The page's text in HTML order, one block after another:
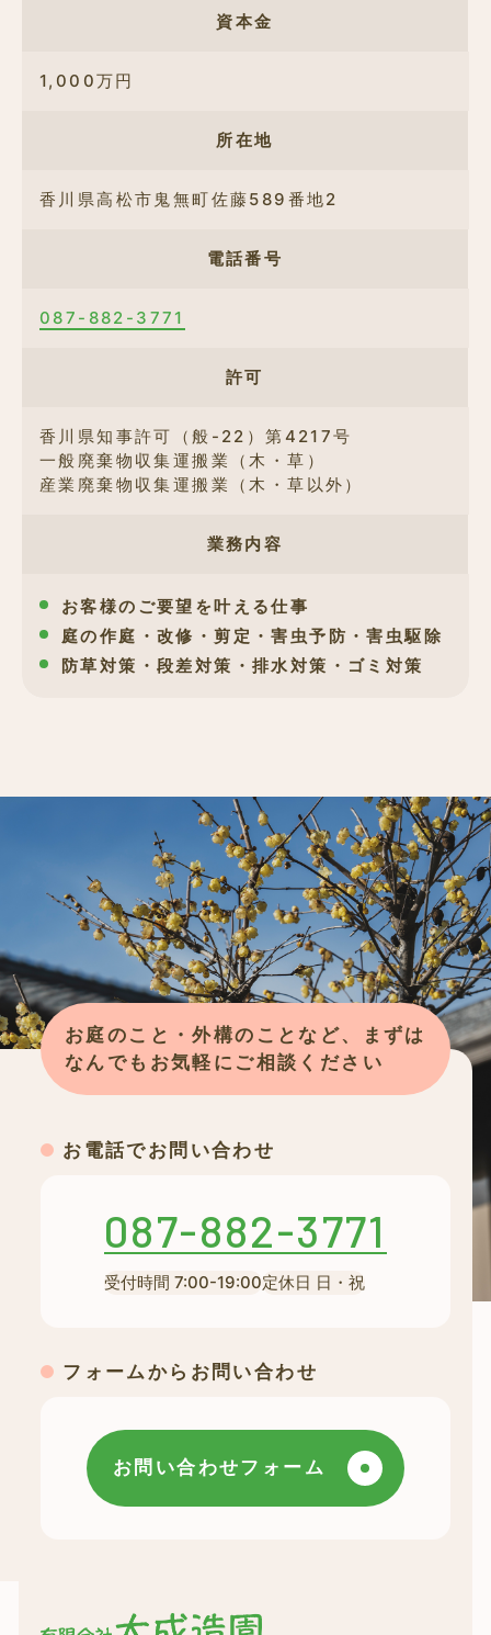
資本金
1,000万円
所在地
香川県高松市鬼無町佐藤589番地2
電話番号
087-882-3771
許可
香川県知事許可（般-22）第4217号
一般廃棄物収集運搬業（木・草）
産業廃棄物収集運搬業（木・草以外）
業務内容
お客様のご要望を叶える仕事
庭の作庭・改修・剪定・害虫予防・害虫駆除
防草対策・段差対策・排水対策・ゴミ対策
お庭のこと・外構のことなど、まずは
なんでもお気軽にご相談ください
お電話でお問い合わせ
087-882-3771
受付時間 7:00-19:00定休日 日・祝
フォームからお問い合わせ
お問い合わせフォーム